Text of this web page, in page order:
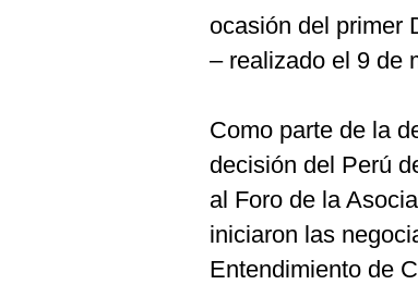
ocasión del primer
– realizado el 9 de
Como parte de la
decisión del Perú
al Foro de la
iniciaron las
Entendimiento de